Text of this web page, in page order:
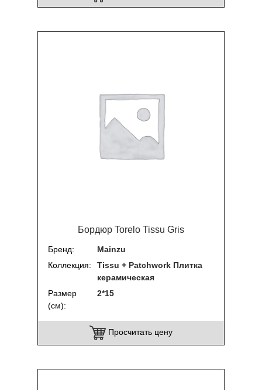
Бордюр Torelo Tissu Gris
Бренд
Mainzu
Коллекция
Tissu + Patchwork Плитка
керамическая
Размер
(см)
2*15
Просчитать цену